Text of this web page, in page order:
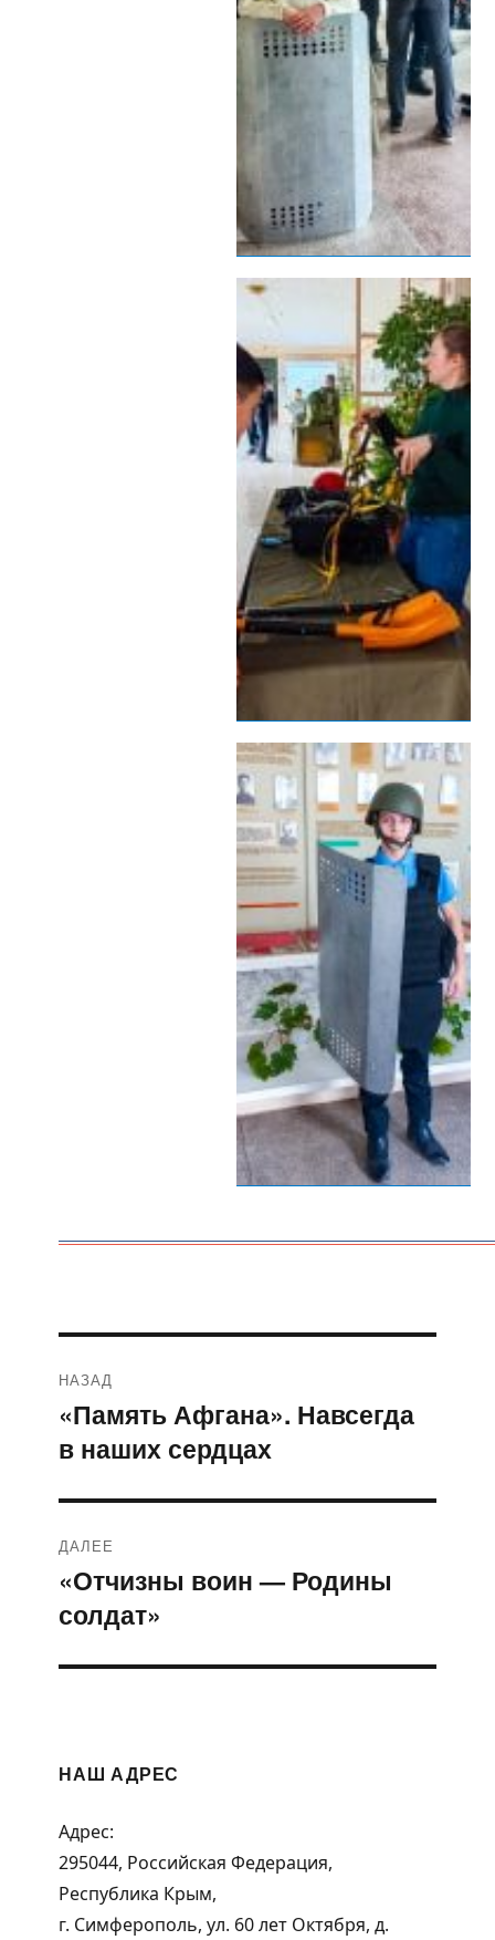
по
записям
НАЗАД
Предыдущая
запись:
«Память Афгана». Навсегда
в наших сердцах
ДАЛЕЕ
Следующая
запись:
«Отчизны воин — Родины
солдат»
НАШ АДРЕС
Адрес:
295044, Российская Федерация,
Республика Крым,
г. Симферополь, ул. 60 лет Октября, д.